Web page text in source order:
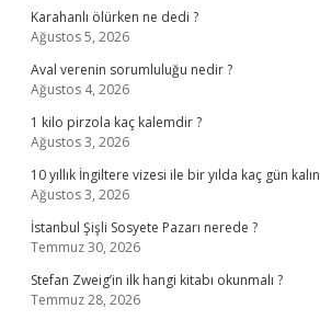
Karahanlı ölürken ne dedi ?
Ağustos 5, 2026
Aval verenin sorumluluğu nedir ?
Ağustos 4, 2026
1 kilo pirzola kaç kalemdir ?
Ağustos 3, 2026
10 yıllık İngiltere vizesi ile bir yılda kaç gün
Ağustos 3, 2026
İstanbul Şişli Sosyete Pazarı nerede ?
Temmuz 30, 2026
Stefan Zweig’in ilk hangi kitabı okunmalı ?
Temmuz 28, 2026